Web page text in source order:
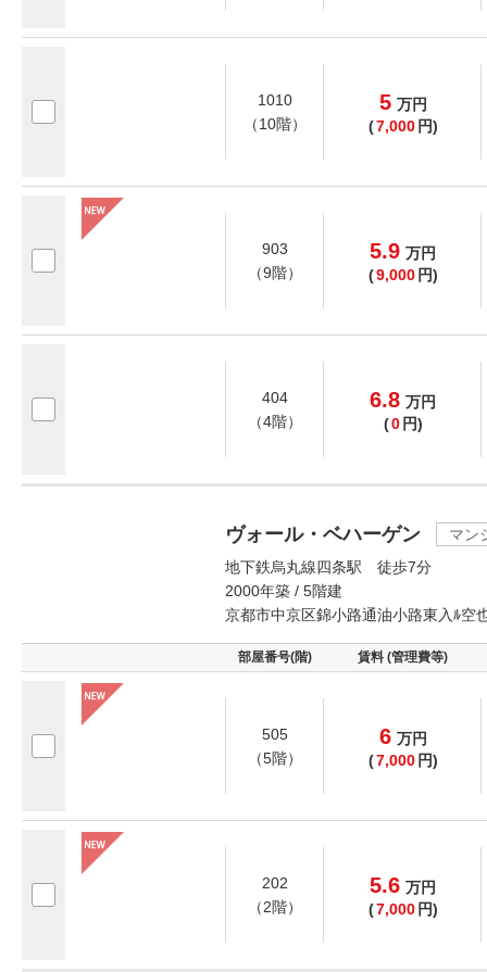
1010
（10階）
5 万円
(7,000 円)
903
（9階）
5.9 万円
(9,000 円)
404
（4階）
6.8 万円
(0 円)
ヴォール・ベハーゲン
マン
地下鉄烏丸線四条駅 徒歩7分
2000年築 / 5階建
京都市中京区錦小路通油小路東入ﾙ空
部屋番号(階) 賃料 (管理費等)
505
（5階）
6 万円
(7,000 円)
202
（2階）
5.6 万円
(7,000 円)